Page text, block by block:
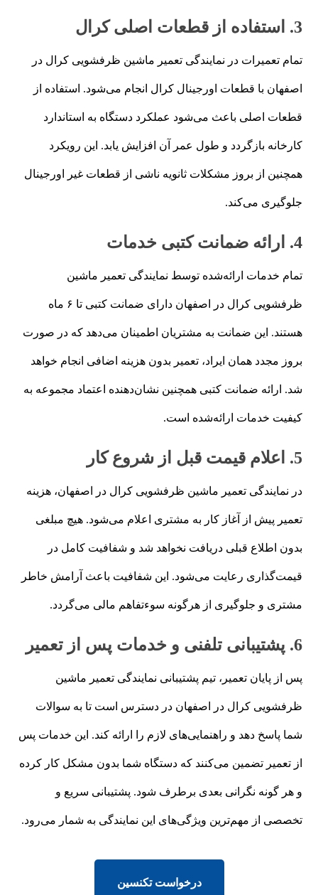
3. استفاده از قطعات اصلی کرال
تمام تعمیرات در نمایندگی تعمیر ماشین ظرفشویی کرال در
اصفهان با قطعات اورجینال کرال انجام می‌شود. استفاده از
قطعات اصلی باعث می‌شود عملکرد دستگاه به استاندارد
کارخانه بازگردد و طول عمر آن افزایش یابد. این رویکرد
همچنین از بروز مشکلات ثانویه ناشی از قطعات غیر اورجینال
جلوگیری می‌کند.
4. ارائه ضمانت کتبی خدمات
تمام خدمات ارائه‌شده توسط نمایندگی تعمیر ماشین
ظرفشویی کرال در اصفهان دارای ضمانت کتبی تا ۶ ماه
هستند. این ضمانت به مشتریان اطمینان می‌دهد که در صورت
بروز مجدد همان ایراد، تعمیر بدون هزینه اضافی انجام خواهد
شد. ارائه ضمانت کتبی همچنین نشان‌دهنده اعتماد مجموعه به
کیفیت خدمات ارائه‌شده است.
5. اعلام قیمت قبل از شروع کار
در نمایندگی تعمیر ماشین ظرفشویی کرال در اصفهان، هزینه
تعمیر پیش از آغاز کار به مشتری اعلام می‌شود. هیچ مبلغی
بدون اطلاع قبلی دریافت نخواهد شد و شفافیت کامل در
قیمت‌گذاری رعایت می‌شود. این شفافیت باعث آرامش خاطر
مشتری و جلوگیری از هرگونه سوءتفاهم مالی می‌گردد.
6. پشتیبانی تلفنی و خدمات پس از تعمیر
پس از پایان تعمیر، تیم پشتیبانی نمایندگی تعمیر ماشین
ظرفشویی کرال در اصفهان در دسترس است تا به سوالات
شما پاسخ دهد و راهنمایی‌های لازم را ارائه کند. این خدمات پس
از تعمیر تضمین می‌کنند که دستگاه شما بدون مشکل کار کرده
و هر گونه نگرانی بعدی برطرف شود. پشتیبانی سریع و
تخصصی از مهم‌ترین ویژگی‌های این نمایندگی به شمار می‌رود.
درخواست تکنسین